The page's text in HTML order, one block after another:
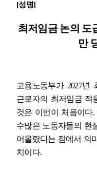
[성명]
최저임금 논의 도
만
고용노동부가 2027년
근로자의 최저임금 적
것은 이번이 처음이다.
수많은 노동자들의 현
어올렸다는 점에서 의
치이다.
업무